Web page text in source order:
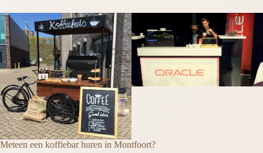
Meteen een koffiebar huren in Montfoort?